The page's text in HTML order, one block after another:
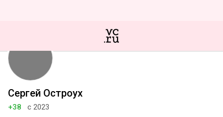
Сергей Остроух
+38
с 2023